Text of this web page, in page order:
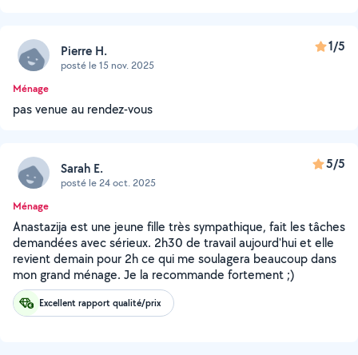
Pierre H.
posté le 15 nov. 2025
1/5
Ménage
pas venue au rendez-vous
Sarah E.
posté le 24 oct. 2025
5/5
Ménage
Anastazija est une jeune fille très sympathique, fait les tâches
demandées avec sérieux. 2h30 de travail aujourd'hui et elle
revient demain pour 2h ce qui me soulagera beaucoup dans
mon grand ménage. Je la recommande fortement ;)
Excellent rapport qualité/prix